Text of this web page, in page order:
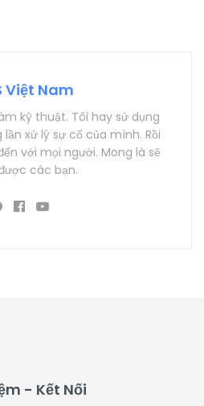
Việt Nam
kỹ thuật. Tôi hay sử dụng
xử lý sự cố của mình. Rồi
với mọi người. Mong là sẽ
các bạn.
- Kết Nối